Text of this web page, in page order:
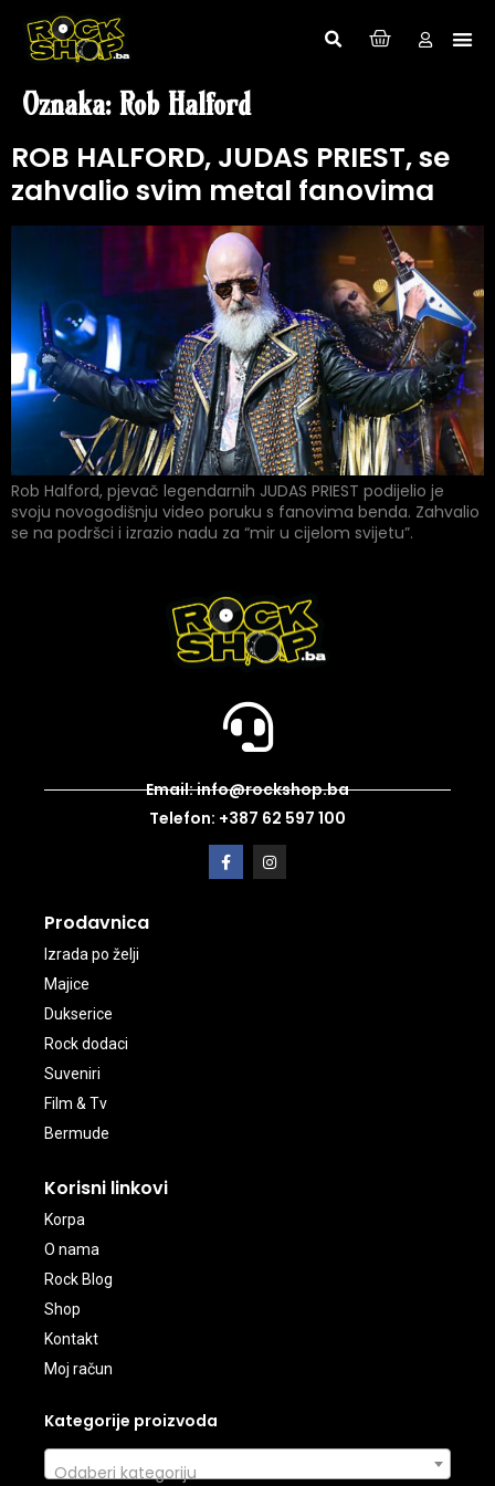
Oznaka: Rob Halford
ROB HALFORD, JUDAS PRIEST, se
zahvalio svim metal fanovima
Rob Halford, pjevač legendarnih JUDAS PRIEST podijelio je
svoju novogodišnju video poruku s fanovima benda. Zahvalio
se na podršci i izrazio nadu za “mir u cijelom svijetu”.
Email: info@rockshop.ba
Telefon: +387 62 597 100
Prodavnica
Izrada po želji
Majice
Dukserice
Rock dodaci
Suveniri
Film & Tv
Bermude
Korisni linkovi
Korpa
O nama
Rock Blog
Shop
Kontakt
Moj račun
Kategorije proizvoda
Odaberi kategoriju